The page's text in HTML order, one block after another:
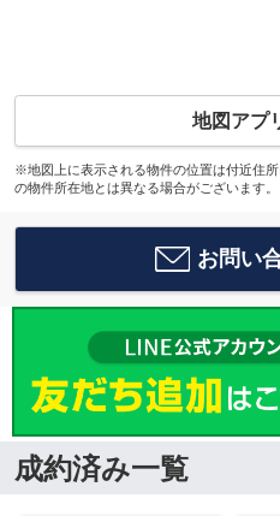
地図アプ
※地図上に表示される物件の位置は付近住
の物件所在地とは異なる場合がございます。
お問い
成約済み一覧